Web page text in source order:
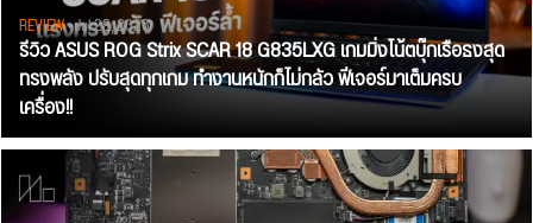
REVIEW• Jul 28, 2026
รีวิว ASUS ROG Strix SCAR 18 G835LXG เกมมิ่งโน้ตบุ๊กเรือธงสุด
ทรงพลัง ปรับสุดทุกเกม ทำงานหนักก็ไม่กลัว ฟีเจอร์มาเต็มครบ
เครื่อง!!